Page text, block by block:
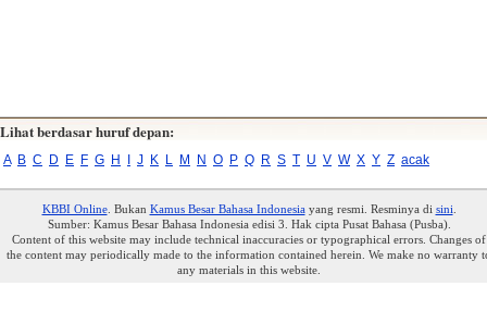
Lihat berdasar huruf depan:
A B C D E F G H I J K L M N O P Q R S T U V W X Y Z acak
KBBI Online. Bukan Kamus Besar Bahasa Indonesiayang resmi. Resminya di sini
Sumber: Kamus Besar Bahasa Indonesia edisi 3. Hak cipta Pusat Bahasa (Pusba).
Content of this website may include technical inaccuracies or typographical errors. Changes of
the content may periodically made to the information contained herein. We make no warranty
any materials in this website.